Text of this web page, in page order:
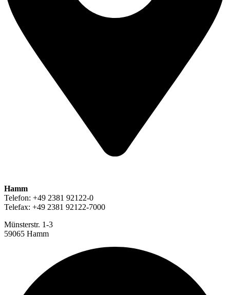
Hamm
Telefon: +49 2381 92122-0
Telefax: +49 2381 92122-7000
Münsterstr. 1-3
59065 Hamm